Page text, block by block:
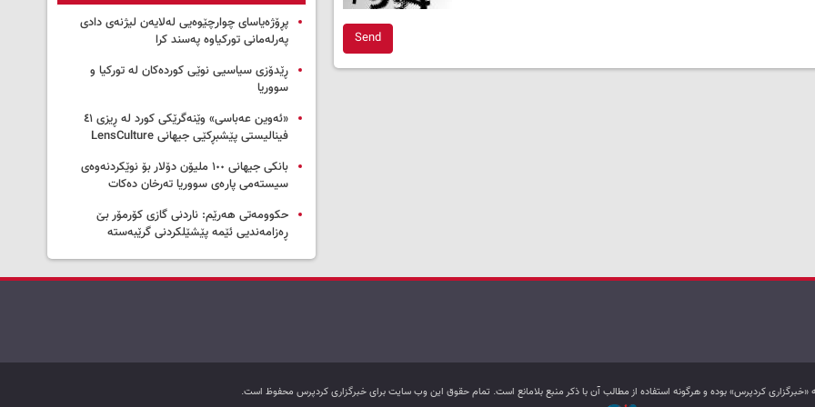
Send
پڕۆژەیاسای چوارچێوەیی لەلایەن لیژنەی دادی
پەرلەمانی تورکیاوە پەسند کرا
ڕێدۆزی سیاسیی نوێی کوردەکان لە تورکیا و
سووریا
«ئەوین عەباسی» وێنەگرێکی کورد لە ڕیزی ٤١
فینالیستی پێشبڕکێی جیهانی LensCulture
بانکی جیهانی ١٠٠ ملیۆن دۆلار بۆ نوێکردنەوەی
سیستەمی پارەی سووریا تەرخان دەکات
حکوومەتی هەرێم: ناردنی گازی کۆرمۆر بێ
ڕەزامەندیی ئێمە پێشێلکردنی گرێبەستە
«خبرگزاری کردپرس» بوده و هرگونه استفاده از مطالب آن با ذکر منبع بلامانع است. تمام حقوق این وب سایت برای خبرگزاری کردپرس محفوظ است.